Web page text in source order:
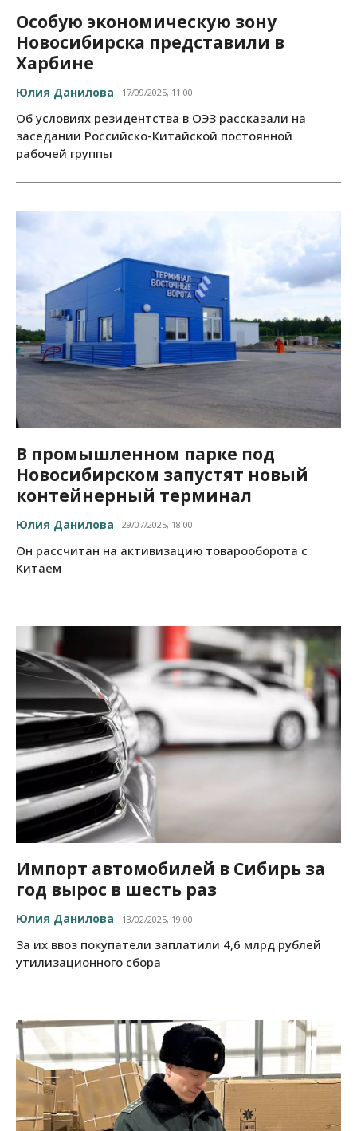
Особую экономическую зону
Новосибирска представили в
Харбине
Юлия Данилова 17/09/2025, 11:00
Об условиях резидентства в ОЭЗ рассказали на
заседании Российско-Китайской постоянной
рабочей группы
В промышленном парке под
Новосибирском запустят новый
контейнерный терминал
Юлия Данилова 29/07/2025, 18:00
Он рассчитан на активизацию товарооборота с
Китаем
Импорт автомобилей в Сибирь за
год вырос в шесть раз
Юлия Данилова 13/02/2025, 19:00
За их ввоз покупатели заплатили 4,6 млрд рублей
утилизационного сбора